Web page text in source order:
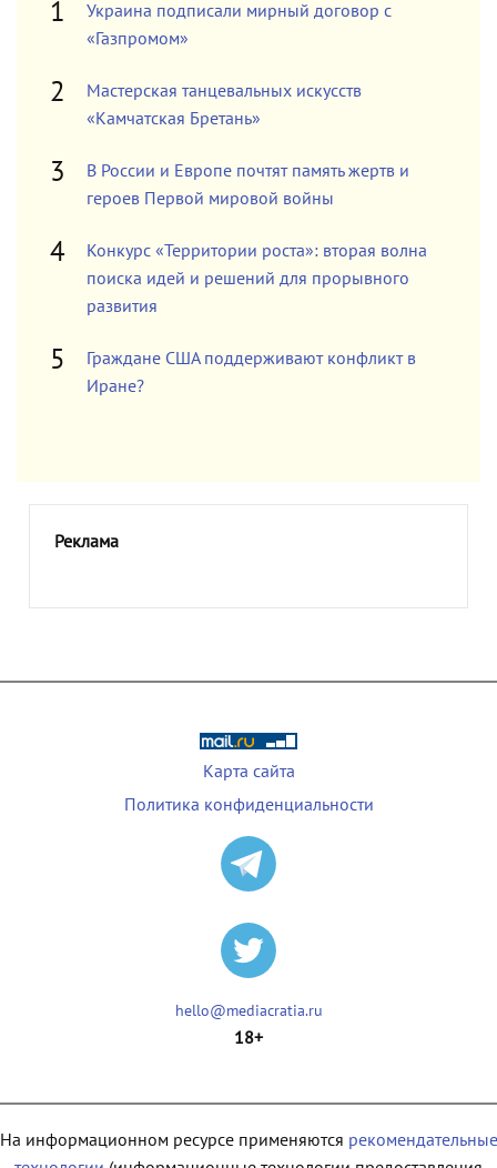
Украина подписали мирный договор с
«Газпромом»
Мастерская танцевальных искусств
«Камчатская Бретань»
В России и Европе почтят память жертв и
героев Первой мировой войны
Конкурс «Территории роста»: вторая волна
поиска идей и решений для прорывного
развития
Граждане США поддерживают конфликт в
Иране?
Реклама
Карта сайта
Политика конфиденциальности
hello@mediacratia.ru
18+
На информационном ресурсе применяются рекомендательные